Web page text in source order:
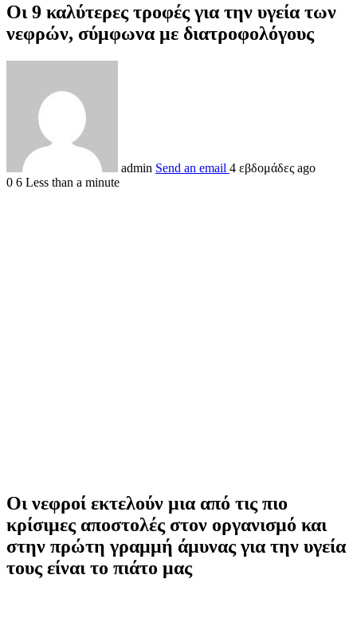
Οι 9 καλύτερες τροφές για την υγεία των
νεφρών, σύμφωνα με διατροφολόγους
admin Send an email 4 εβδομάδες ago
0 6 Less than a minute
Οι νεφροί εκτελούν μια από τις πιο
κρίσιμες αποστολές στον οργανισμό και
στην πρώτη γραμμή άμυνας για την υγεία
τους είναι το πιάτο μας